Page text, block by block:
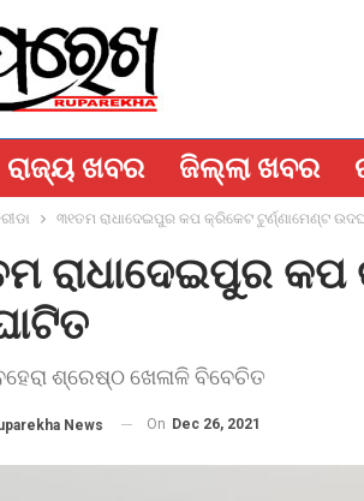
ରାଜ୍ୟ ଖବର ଜିଲ୍ଲା ଖବର
୩୧ତମ ରାଧାଦେଇପୁର କପ କ୍ରିକେଟ ଟୁର୍ଣ୍ଣାମେଣ୍ଟ
ରାଧାଦେଇପୁର କପ
ଶ୍ରେଷ୍ଠ ଖେଳାଳି ବିବେଚିତ
News On Dec 26, 2021